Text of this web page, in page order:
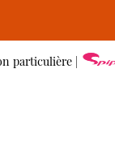
particulière |